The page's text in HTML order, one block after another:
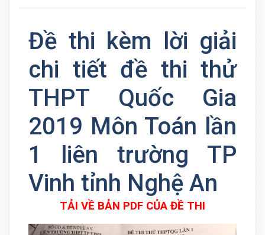
Đề thi kèm lời giải
chi tiết đề thi thử
THPT Quốc Gia
2019 Môn Toán lần
1 liên trường TP
Vinh tỉnh Nghệ An
TẢI VỀ BẢN PDF CỦA ĐỀ THI